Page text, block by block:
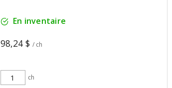
En inventaire
98,24 $ / ch
ch